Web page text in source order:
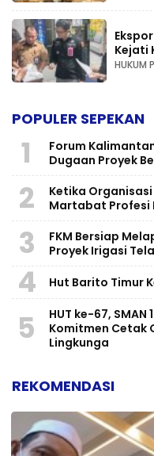
Kejati
HUKUM
POPULER SEPEKAN
1
Forum
Dugaan Proyek
2
Ketika
Martabat Profesi
3
FKM Bersiap
Proyek Irigasi
4 Hut Barito Timur
5
HUT ke-67,
Komitmen Cetak
Lingkunga
REKOMENDASI